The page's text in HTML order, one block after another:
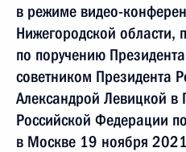
в режиме видео-
Нижегородской области,
по поручению
советником Президента
Александрой Левицкой
Российской Федерации
в Москве 19 ноября